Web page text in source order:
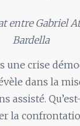
entre Gabriel
Bardella
une crise
dans la
assisté.
la